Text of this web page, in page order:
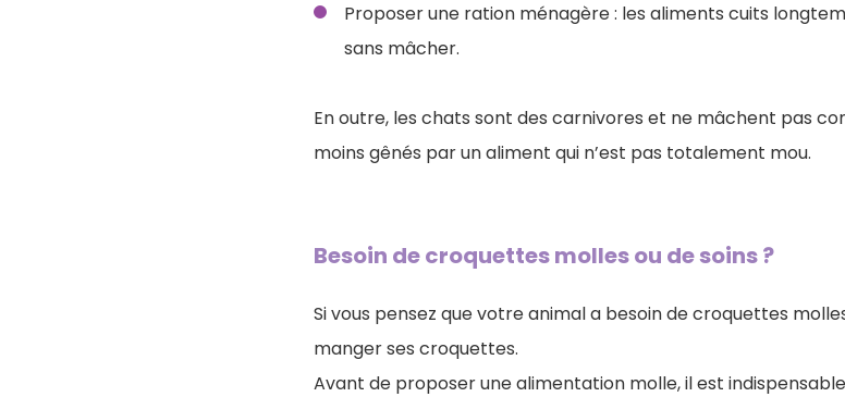
Proposer une ration ménagère : les aliments cuits
sans mâcher.
En outre, les chats sont des carnivores et ne mâchent pas
moins gênés par un aliment qui n’est pas totalement mou.
Besoin de croquettes molles ou de soins ?
Si vous pensez que votre animal a besoin de croquettes
manger ses croquettes.
Avant de proposer une alimentation molle, il est